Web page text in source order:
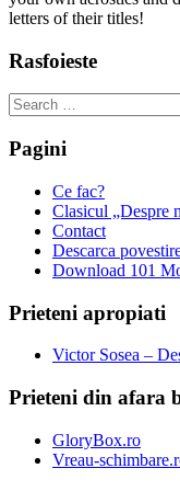
letters of their titles!
Rasfoieste
Search
for:
Pagini
Ce fac?
Clasicul „Despre
Contact
Descarca
Download 101
Prieteni apropiati
Victor Sosea –
Prieteni din afara
GloryBox.ro
Vreau-